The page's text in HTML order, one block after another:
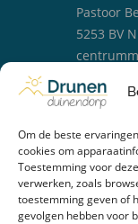
Om de beste
cookies om
Toestemming voor
verwerken, zoals
toestemming geven of
gevolgen hebben voor
Pastoor
5253 BV